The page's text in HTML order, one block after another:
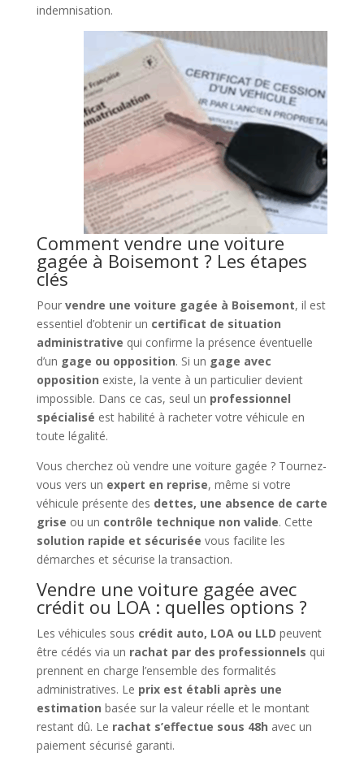
indemnisation.
Comment vendre une voiture
gagée à Boisemont ? Les étapes
clés
Pour vendre une voiture gagée à Boisemont, il est
essentiel d’obtenir un certificat de situation
administrative qui confirme la présence éventuelle
d’un gage ou opposition. Si un gage avec
opposition existe, la vente à un particulier devient
impossible. Dans ce cas, seul un professionnel
spécialisé est habilité à racheter votre véhicule en
toute légalité.
Vous cherchez où vendre une voiture gagée ? Tournez-
vous vers un expert en reprise, même si votre
véhicule présente des dettes, une absence de carte
grise ou un contrôle technique non valide. Cette
solution rapide et sécurisée vous facilite les
démarches et sécurise la transaction.
Vendre une voiture gagée avec
crédit ou LOA : quelles options ?
Les véhicules sous crédit auto, LOA ou LLD peuvent
être cédés via un rachat par des professionnels qui
prennent en charge l’ensemble des formalités
administratives. Le prix est établi après une
estimation basée sur la valeur réelle et le montant
restant dû. Le rachat s’effectue sous 48h avec un
paiement sécurisé garanti.